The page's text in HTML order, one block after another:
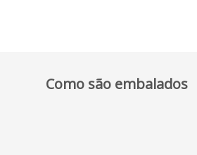
Como são embalados